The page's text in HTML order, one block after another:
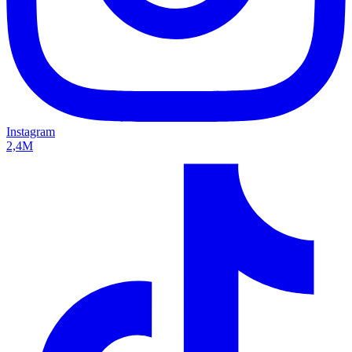
Instagram
2,4M